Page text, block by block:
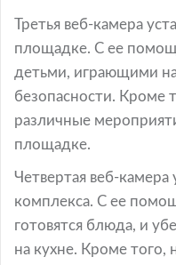
Третья веб-камера
площадке. С ее
детьми, играющими
безопасности. Кроме
различные
площадке.
Четвертая веб-
комплекса. С ее
готовятся блюда, и
на кухне. Кроме того,